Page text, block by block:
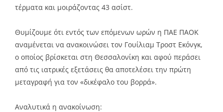
τέρματα και μοιράζοντας 43 ασίστ.
Θυμίζουμε ότι εντός των επόμενων ωρών η ΠΑΕ ΠΑΟΚ
αναμένεται να ανακοινώσει τον Γουίλιαμ Τροστ Εκόνγκ,
ο οποίος βρίσκεται στη Θεσσαλονίκη και αφού περάσει
από τις ιατρικές εξετάσεις θα αποτελέσει την πρώτη
μεταγραφή για τον «δικέφαλο του βορρά».
Αναλυτικά η ανακοίνωση: